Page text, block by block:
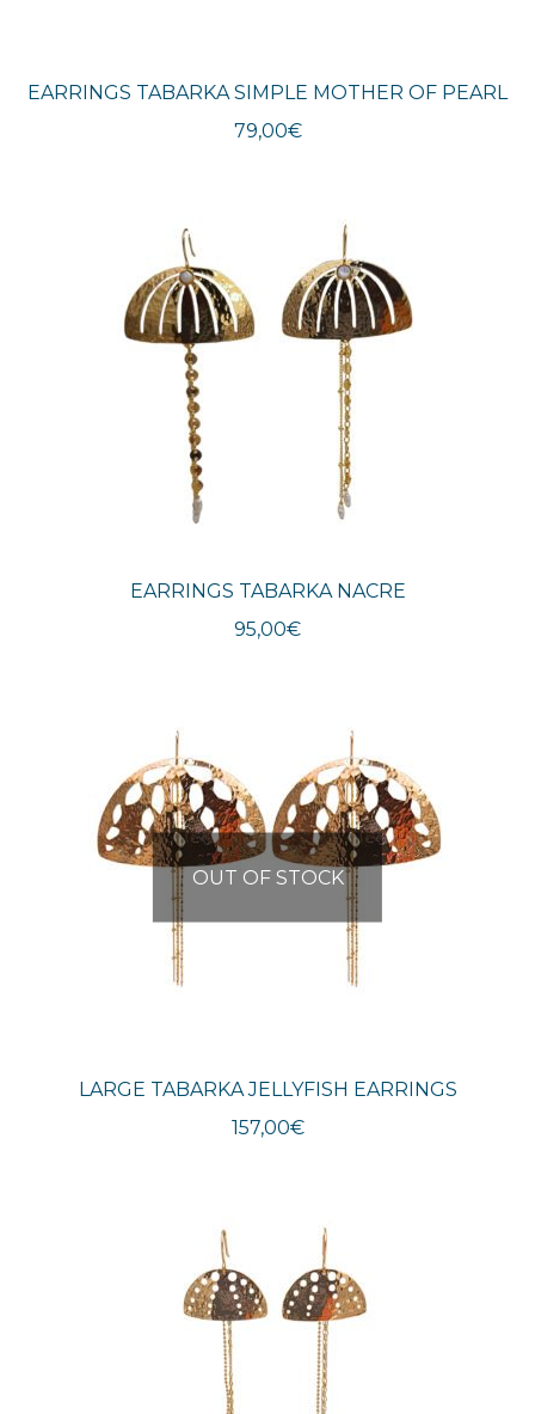
EARRINGS TABARKA SIMPLE MOTHER OF PEARL
79,00€
EARRINGS TABARKA NACRE
95,00€
OUT OF STOCK
LARGE TABARKA JELLYFISH EARRINGS
157,00€